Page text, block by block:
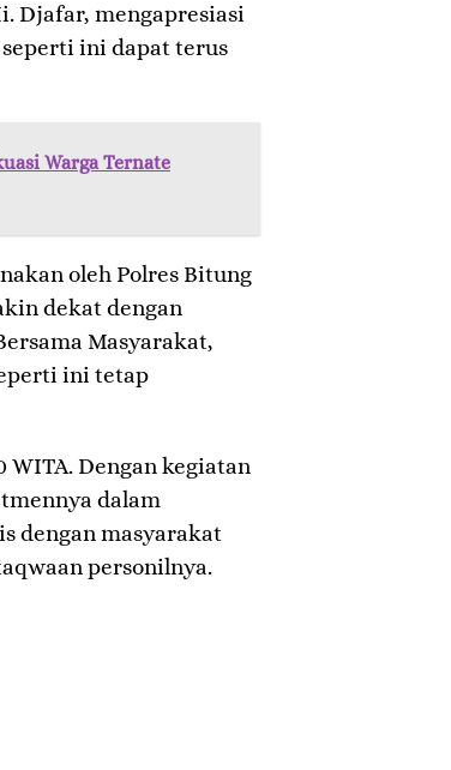
Djafar, mengapresiasi
ini dapat terus
Warga Ternate
oleh Polres Bitung
dekat dengan
Masyarakat,
ini tetap
Dengan kegiatan
dalam
dengan masyarakat
personilnya.